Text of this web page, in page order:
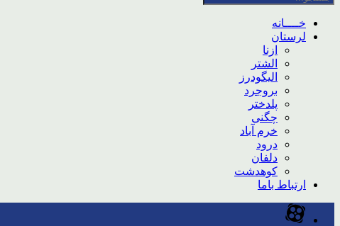
خــــانه
لرستان
ازنا
الشتر
الیگودرز
بروجرد
پلدختر
چگنی
خرم آباد
درود
دلفان
کوهدشت
ارتباط باما